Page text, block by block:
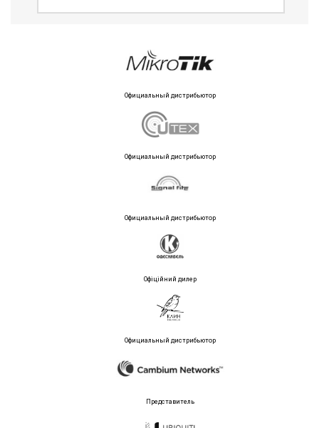
Официальный дистрибьютор
Официальный дистрибьютор
Официальный дистрибьютор
Офіційний дилер
Официальный дистрибьютор
Представитель